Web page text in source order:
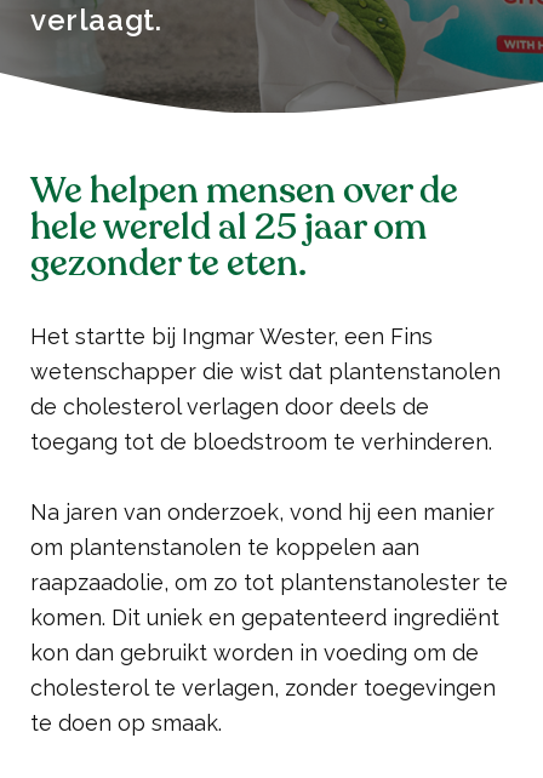
verlaagt.
We helpen mensen over de
hele wereld al 25 jaar om
gezonder te eten.
Het startte bij Ingmar Wester, een Fins
wetenschapper die wist dat plantenstanolen
de cholesterol verlagen door deels de
toegang tot de bloedstroom te verhinderen.
Na jaren van onderzoek, vond hij een manier
om plantenstanolen te koppelen aan
raapzaadolie, om zo tot plantenstanolester te
komen. Dit uniek en gepatenteerd ingrediënt
kon dan gebruikt worden in voeding om de
cholesterol te verlagen, zonder toegevingen
te doen op smaak.